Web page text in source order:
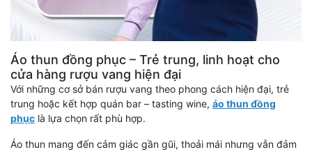
Áo thun đồng phục – Trẻ trung, linh hoạt cho
cửa hàng rượu vang hiện đại
Với những cơ sở bán rượu vang theo phong cách hiện đại, trẻ
trung hoặc kết hợp quán bar – tasting wine, áo thun đồng
phục là lựa chọn rất phù hợp.
Áo thun mang đến cảm giác gần gũi, thoải mái nhưng vẫn đảm